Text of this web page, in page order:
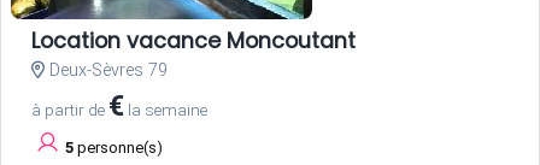
Location vacance Moncoutant
Deux-Sèvres 79
à partir de € la semaine
5 personne(s)